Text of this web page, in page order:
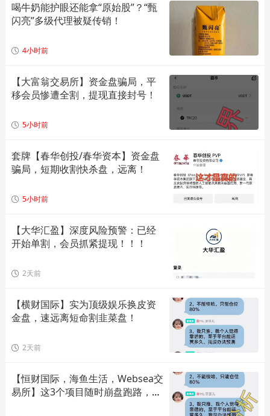
喝牛奶能护眼还能拿“原始股”？“甄
闪亮”多级代理被疑传销！
4小时前
【大富翁交易所】资金盘骗局，平
移会员惨遭全割，提现直接封号！
5小时前
套牌【春华创投/春华资本】资金盘
骗局，短期收割快杀盘，远离！
5小时前
【大华汇盈】深度风险预警：已经
开始单割，会员抓紧提现！！！
2天前
【横财国际】实为顶级娱乐换皮资
金盘，速远离短命割韭菜盘！
2天前
【恒财国际，海鱼生活，Websea交
易所】这3个项目随时崩盘跑路，赶